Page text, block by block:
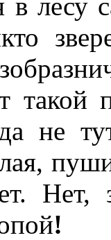
такой
да не
Нет,
!